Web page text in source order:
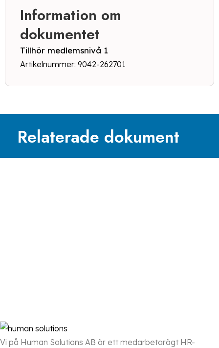
Information om
dokumentet
Tillhör medlemsnivå 1
Artikelnummer: 9042-262701
Relaterade dokument
Vi på Human Solutions AB är ett medarbetarägt HR-